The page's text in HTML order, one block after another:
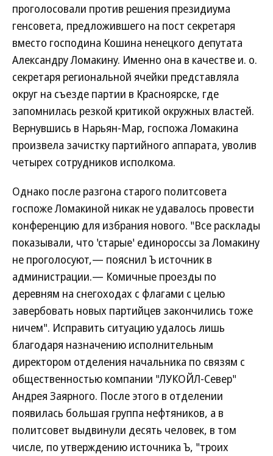
проголосовали против решения президиума
генсовета, предложившего на пост секретаря
вместо господина Кошина ненецкого депутата
Александру Ломакину. Именно она в качестве и. о.
секретаря региональной ячейки представляла
округ на съезде партии в Красноярске, где
запомнилась резкой критикой окружных властей.
Вернувшись в Нарьян-Мар, госпожа Ломакина
произвела зачистку партийного аппарата, уволив
четырех сотрудников исполкома.
Однако после разгона старого политсовета
госпоже Ломакиной никак не удавалось провести
конференцию для избрания нового. "Все расклады
показывали, что 'старые' единороссы за Ломакину
не проголосуют,— пояснил Ъ источник в
администрации.— Комичные проезды по
деревням на снегоходах с флагами с целью
завербовать новых партийцев закончились тоже
ничем". Исправить ситуацию удалось лишь
благодаря назначению исполнительным
директором отделения начальника по связям с
общественностью компании "ЛУКОЙЛ-Север"
Андрея Заярного. После этого в отделении
появилась большая группа нефтяников, а в
политсовет выдвинули десять человек, в том
числе, по утверждению источника Ъ, "троих